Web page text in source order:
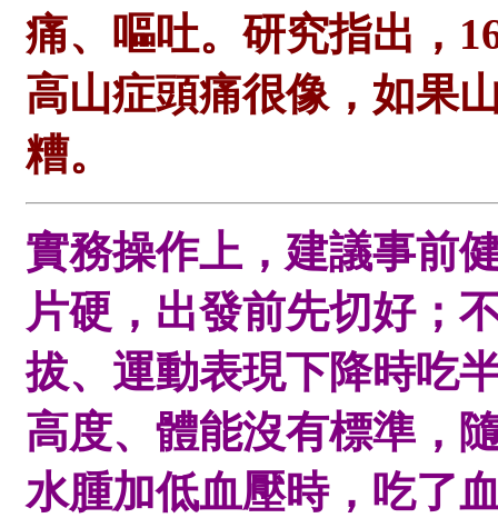
痛、嘔吐。研究指出，
高山症頭痛很像，如果
糟。
實務操作上，建議事前
片硬，出發前先切好；
拔、運動表現下降時吃
高度、體能沒有標準，
水腫加低血壓時，吃了